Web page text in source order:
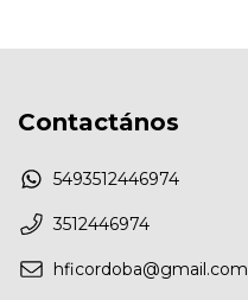
Contactános
5493512446974
3512446974
hficordoba@gmail.com